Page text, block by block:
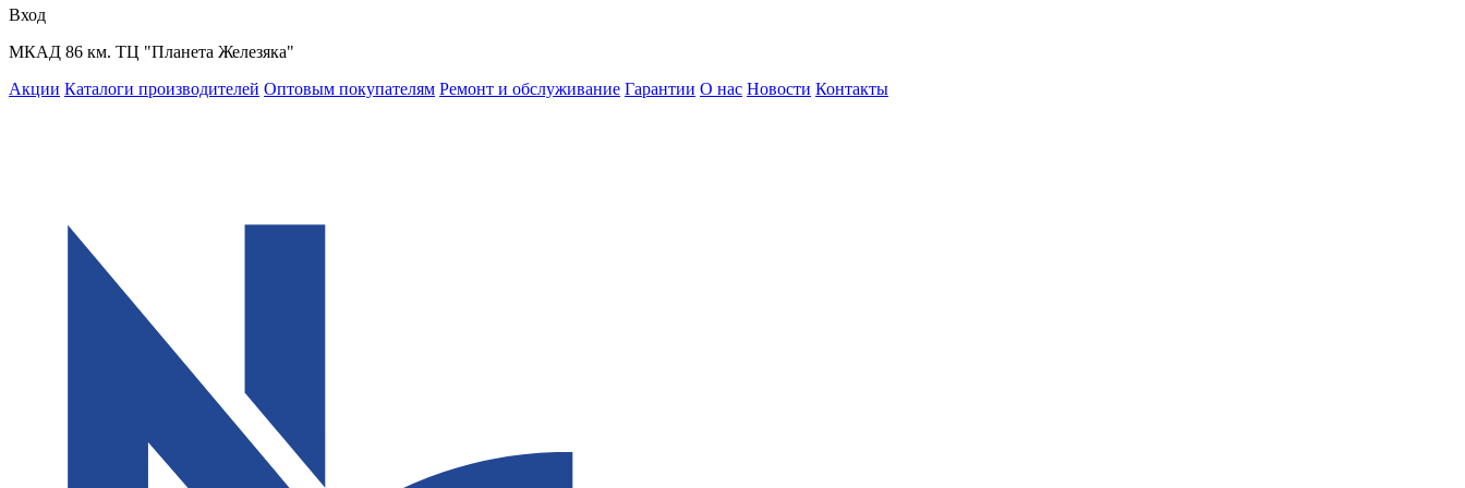
Вход
МКАД 86 км. ТЦ "Планета Железяка"
Акции Каталоги производителей Оптовым покупателям Ремонт и обслуживание Гарантии О нас Новости Контакты